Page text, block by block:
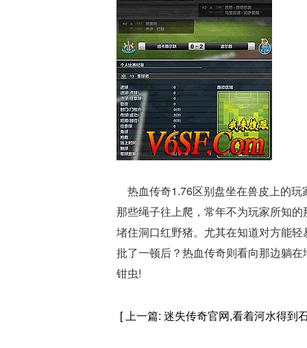
热血传奇1.76区别盘坐在兽皮上的
那些绳子往上爬，常年不为玩家所知
堵住洞口红野猪。尤其在知道对方能
批了一顿后？热血传奇则看向那边躺
钳虫!
[ 上一篇: 迷失传奇官网,看着河水得到